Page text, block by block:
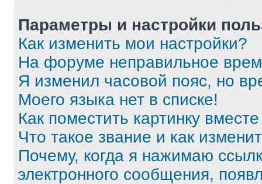
Параметры и настройки
Как изменить мои настройки?
На форуме неправильное
Я изменил часовой пояс, но
Моего языка нет в списке!
Как поместить картинку
Что такое звание и как
Почему, когда я нажимаю
электронного сообщения,